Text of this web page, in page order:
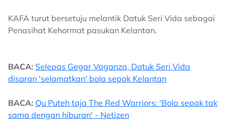
KAFA turut bersetuju melantik Datuk Seri Vida sebagai
Penasihat Kehormat pasukan Kelantan.
BACA: Selepas Gegar Vaganza, Datuk Seri Vida
disaran 'selamatkan' bola sepak Kelantan
BACA: Qu Puteh taja The Red Warriors: 'Bola sepak tak
sama dengan hiburan' - Netizen